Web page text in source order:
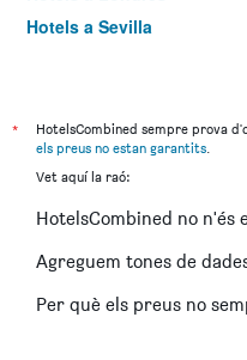
Hotels a Sevilla
*
HotelsCombined sempre prova
els preus no estan garantits.
Vet aquí la raó:
HotelsCombined no n'és
Agreguem tones de
Per què els preus no